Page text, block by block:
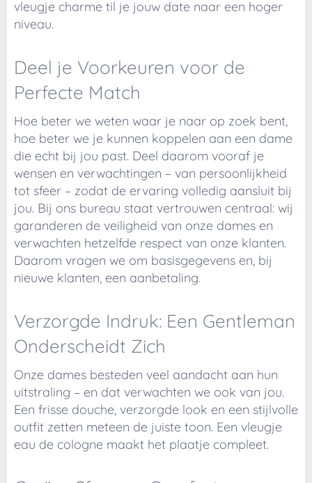
vleugje charme til je jouw date naar een hoger
niveau.
Deel je Voorkeuren voor de
Perfecte Match
Hoe beter we weten waar je naar op zoek bent,
hoe beter we je kunnen koppelen aan een dame
die echt bij jou past. Deel daarom vooraf je
wensen en verwachtingen – van persoonlijkheid
tot sfeer – zodat de ervaring volledig aansluit bij
jou. Bij ons bureau staat vertrouwen centraal: wij
garanderen de veiligheid van onze dames en
verwachten hetzelfde respect van onze klanten.
Daarom vragen we om basisgegevens en, bij
nieuwe klanten, een aanbetaling.
Verzorgde Indruk: Een Gentleman
Onderscheidt Zich
Onze dames besteden veel aandacht aan hun
uitstraling – en dat verwachten we ook van jou.
Een frisse douche, verzorgde look en een stijlvolle
outfit zetten meteen de juiste toon. Een vleugje
eau de cologne maakt het plaatje compleet.